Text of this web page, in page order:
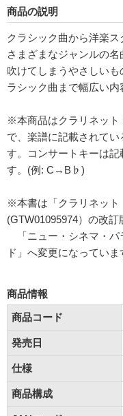
商品の説明
クラシック曲から洋楽
さまざまなジャンルの
吹けてしまうやさしい
ラシック曲まで幅広い内
※本商品はクラリネット
で、楽譜に記載されて
す。コンサートキーは
す。(例: C→B♭)
※本書は「クラリネット
(GTW01095974）の改訂
「ニュー・シネマ・パ
ド」へ変更になっていま
商品情報
商品コード
発売日
仕様
商品構成